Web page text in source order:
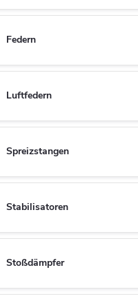
Federn
Luftfedern
Spreizstangen
Stabilisatoren
Stoßdämpfer